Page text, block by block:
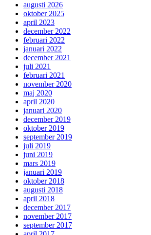
augusti 2026
oktober 2025
april 2023
december 2022
februari 2022
januari 2022
december 2021
juli 2021
februari 2021
november 2020
maj 2020
april 2020
januari 2020
december 2019
oktober 2019
september 2019
juli 2019
juni 2019
mars 2019
januari 2019
oktober 2018
augusti 2018
april 2018
december 2017
november 2017
september 2017